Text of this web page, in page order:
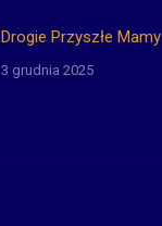
Drogie Przyszłe Mamy
3 grudnia 2025